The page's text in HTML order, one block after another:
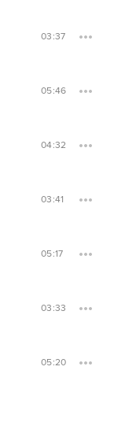
03:37
05:46
04:32
03:41
05:17
03:33
05:20